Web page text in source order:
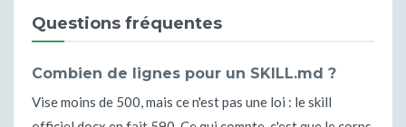
Questions fréquentes
Combien de lignes pour un SKILL.md ?
Vise moins de 500, mais ce n'est pas une loi : le skill